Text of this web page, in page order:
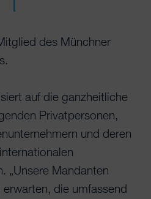
des Münchner
auf die ganzheitliche
Privatpersonen,
und deren
„Unsere Mandanten
die umfassend